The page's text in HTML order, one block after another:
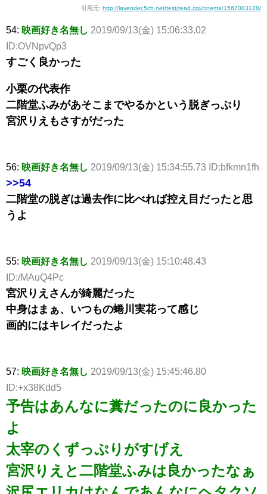
引用元: http://lavender.5ch.net/test/read.cgi/cinema/1567083128/
54: 映画好き名無し 2019/09/13(金) 15:06:33.02
ID:OVNpvQp3
すごく良かった
小栗の代表作
二階堂ふみがあそこまでやるかという脱ぎっぷり
宮沢りえもさすがだった
56: 映画好き名無し 2019/09/13(金) 15:34:55.73 ID:bfkmn1fh
>>54
二階堂の脱ぎは過去作に比べれば控え目だったと思
うよ
55: 映画好き名無し 2019/09/13(金) 15:10:48.43
ID:/MAuQ4Pc
宮沢りえさんが綺麗だった
中身はまぁ、いつもの蜷川実花って感じ
画的にはキレイだったよ
57: 映画好き名無し 2019/09/13(金) 15:45:46.80
ID:+x38Kdd5
予告はあんなに糞だったのに良かった
よ
太宰のくずっぷりがすげえ
宮沢りえと二階堂ふみは良かったなぁ